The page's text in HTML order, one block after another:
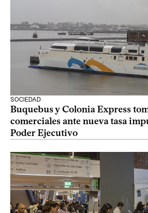
SOCIEDAD
Buquebus y Colonia Express
comerciales ante nueva tasa
Poder Ejecutivo